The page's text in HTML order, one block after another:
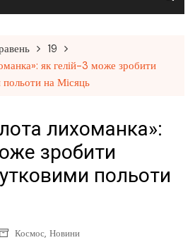
19
як гелій-3 може зробити
на Місяць
лихоманка»:
зробити
польоти
Космос, Новини